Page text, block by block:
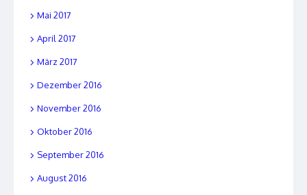
Mai 2017
April 2017
März 2017
Dezember 2016
November 2016
Oktober 2016
September 2016
August 2016